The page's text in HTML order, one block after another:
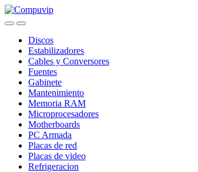
Skip
to
Skip
to
Discos
Estabilizadores
Cables y Conversores
Fuentes
Gabinete
Mantenimiento
Memoria RAM
Microprocesadores
Motherboards
PC Armada
Placas de red
Placas de video
Refrigeracion